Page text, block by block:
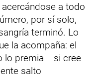
acercándose a todo
por sí solo,
terminó. Lo
la acompaña: el
lo premia— si cree
salto